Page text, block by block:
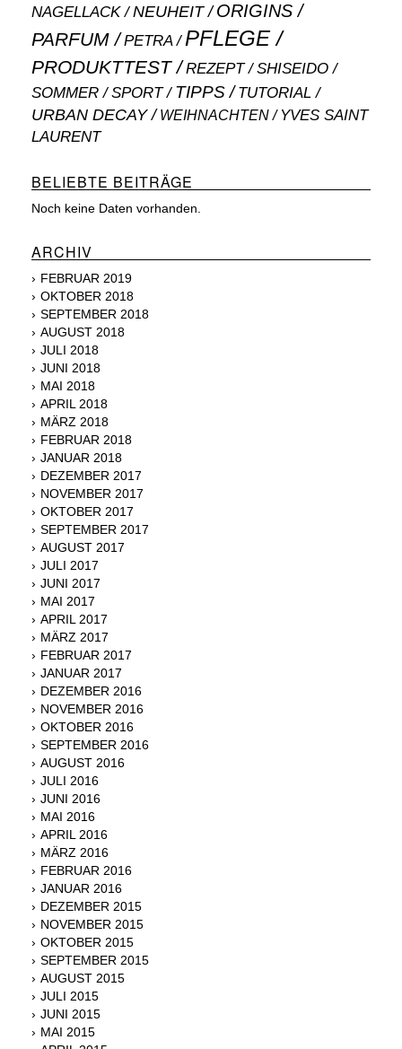
NAGELLACK NEUHEIT ORIGINS
PARFUM PETRA PFLEGE
PRODUKTTEST REZEPT SHISEIDO
SOMMER SPORT TIPPS TUTORIAL
URBAN DECAY WEIHNACHTEN
YVES SAINT
LAURENT
BELIEBTE BEITRÄGE
Noch keine Daten vorhanden.
ARCHIV
FEBRUAR 2019
OKTOBER 2018
SEPTEMBER 2018
AUGUST 2018
JULI 2018
JUNI 2018
MAI 2018
APRIL 2018
MÄRZ 2018
FEBRUAR 2018
JANUAR 2018
DEZEMBER 2017
NOVEMBER 2017
OKTOBER 2017
SEPTEMBER 2017
AUGUST 2017
JULI 2017
JUNI 2017
MAI 2017
APRIL 2017
MÄRZ 2017
FEBRUAR 2017
JANUAR 2017
DEZEMBER 2016
NOVEMBER 2016
OKTOBER 2016
SEPTEMBER 2016
AUGUST 2016
JULI 2016
JUNI 2016
MAI 2016
APRIL 2016
MÄRZ 2016
FEBRUAR 2016
JANUAR 2016
DEZEMBER 2015
NOVEMBER 2015
OKTOBER 2015
SEPTEMBER 2015
AUGUST 2015
JULI 2015
JUNI 2015
MAI 2015